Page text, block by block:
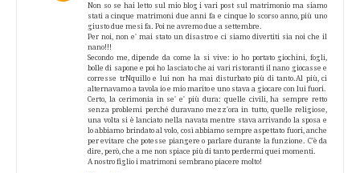
Non so se hai letto sul mio blog i vari post sul matrimonio ma siamo
stati a cinque matrimoni due anni fa e cinque lo scorso anno, più uno
giusto due mesi fa. Poi ne avremo due a settembre.
Per noi, non e' mai stato un disastro e ci siamo divertiti sia noi che il
nano!!!
Secondo me, dipende da come la si vive: io ho portato giochini, fogli,
bolle di sapone e poi ho lasciato che ai vari ristoranti il nano giocasse e
corresse trNquillo e lui non ha mai disturbato più di tanto.Al più, ci
alternavamo a tavola io e mio marito e uno stava a giocare con lui fuori.
Certo, la cerimonia in se' e' più dura: quelle civili, ha sempre retto
senza problemi perché duravano mezz'ora in tutto, quelle religiose,
una volta si è lanciato nella navata mentre stava arrivando la sposa e
lo abbiamo brindato al volo, così abbiamo sempre aspettato fuori, anche
per evitare che potesse piangere o parlare durante la funzione. C'è da
dire, però, che a me non spiace più di tanto perdermi quei momenti.
A nostro figlio i matrimoni sembrano piacere molto!